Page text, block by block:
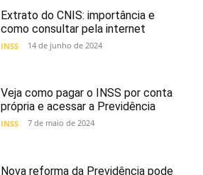
Extrato do CNIS: importância e
como consultar pela internet
INSS 14 de junho de 2024
Veja como pagar o INSS por conta
própria e acessar a Previdência
INSS 7 de maio de 2024
Nova reforma da Previdência pode